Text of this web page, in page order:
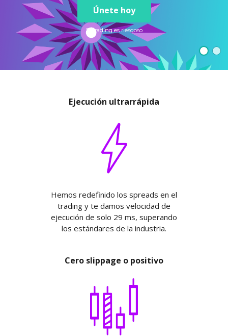
Fondos cotizados (ETFs)
Zero Account
NUEVO
Axiory App
NUEVO
Guía de instalación de cTrader
Transparencia y seguridad
Premios a nivel global
Documentos legales
Preguntas frecuentes
Contáctanos
عربى
English
Русский
Español
日本語 Abrir cuenta real
Prueba una cuenta Demo
Trading is Risky.
Únete hoy
El trading es riesgoso
Ejecución ultrarrápida
Hemos redefinido los spreads en el
trading y te damos velocidad de
ejecución de solo 29 ms, superando
los estándares de la industria.
Cero slippage o positivo